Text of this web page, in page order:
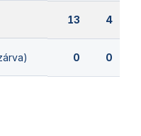
13 4
0 0